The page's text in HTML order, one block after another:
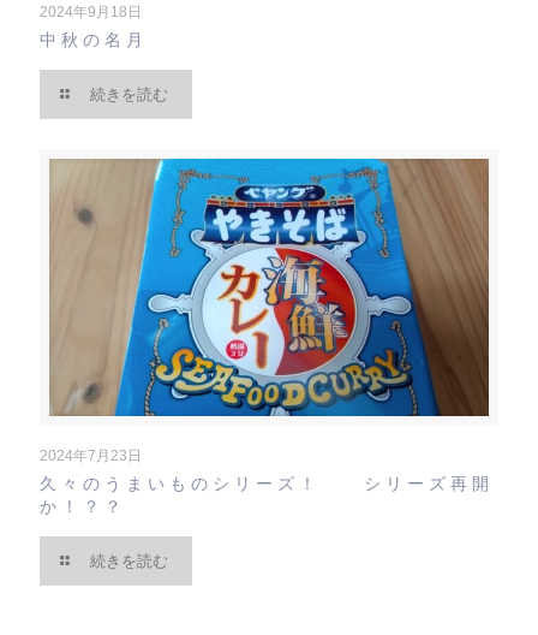
2024年9月18日
中秋の名月
続きを読む
2024年7月23日
久々のうまいものシリーズ！ シリーズ再開
か！？？
続きを読む